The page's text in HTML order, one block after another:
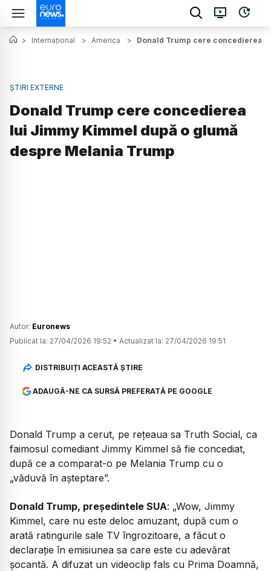
> Internațional > America > Donald Trump cere concedierea
ȘTIRI EXTERNE
Donald Trump cere concedierea
lui Jimmy Kimmel după o glumă
despre Melania Trump
Autor: Euronews
Publicat la: 27/04/2026 19:52 • Actualizat la: 27/04/2026 19:51
DISTRIBUIȚI ACEASTĂ ȘTIRE
ADAUGĂ-NE CA SURSĂ PREFERATĂ PE GOOGLE
Donald Trump a cerut, pe rețeaua sa Truth Social, ca
faimosul comediant Jimmy Kimmel să fie concediat,
după ce a comparat-o pe Melania Trump cu o
„văduvă în așteptare”.
Donald Trump, președintele SUA: „Wow, Jimmy
Kimmel, care nu este deloc amuzant, după cum o
arată ratingurile sale TV îngrozitoare, a făcut o
declarație în emisiunea sa care este cu adevărat
șocantă. A difuzat un videoclip fals cu Prima Doamnă,